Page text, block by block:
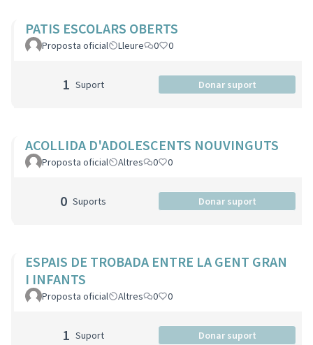
PATIS ESCOLARS OBERTS
Proposta oficial Lleure 0 0
1 Suport Donar suport
ACOLLIDA D'ADOLESCENTS NOUVINGUTS
Proposta oficial Altres 0 0
0 Suports Donar suport
ESPAIS DE TROBADA ENTRE LA GENT GRAN
I INFANTS
Proposta oficial Altres 0 0
1 Suport Donar suport